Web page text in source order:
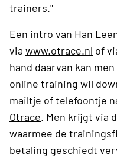
trainers."
Een intro van Han
via www.otrace.nl of
hand daarvan kan
online training wil
mailtje of telefoontje
Otrace. Men krijgt via
waarmee de
betaling geschiedt